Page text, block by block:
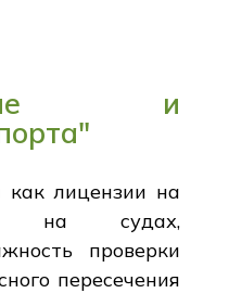
и
как лицензии на
на судах,
проверки
пересечения